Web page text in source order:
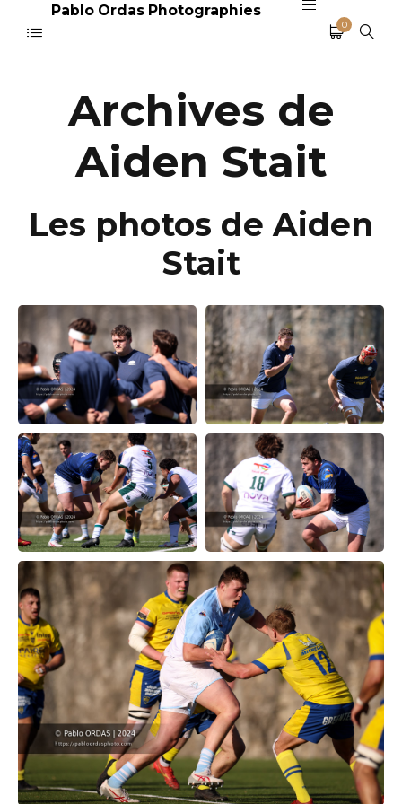
Pablo Ordas Photographies
0
Archives de
Aiden Stait
Les photos de Aiden
Stait